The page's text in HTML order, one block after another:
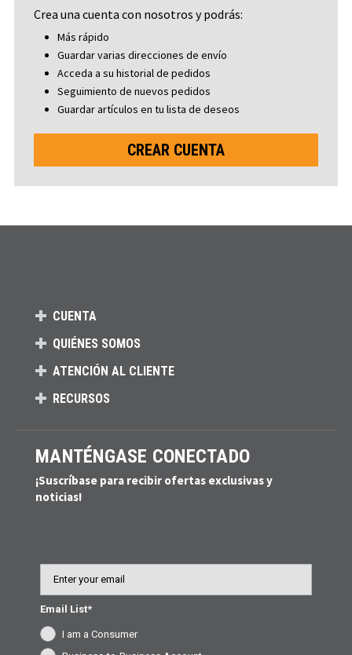
Crea una cuenta con nosotros y podrás:
Más rápido
Guardar varias direcciones de envío
Acceda a su historial de pedidos
Seguimiento de nuevos pedidos
Guardar artículos en tu lista de deseos
CREAR CUENTA
CUENTA
QUIÉNES SOMOS
ATENCIÓN AL CLIENTE
RECURSOS
MANTÉNGASE CONECTADO
¡Suscríbase para recibir ofertas exclusivas y
noticias!
Email List*
I am a Consumer